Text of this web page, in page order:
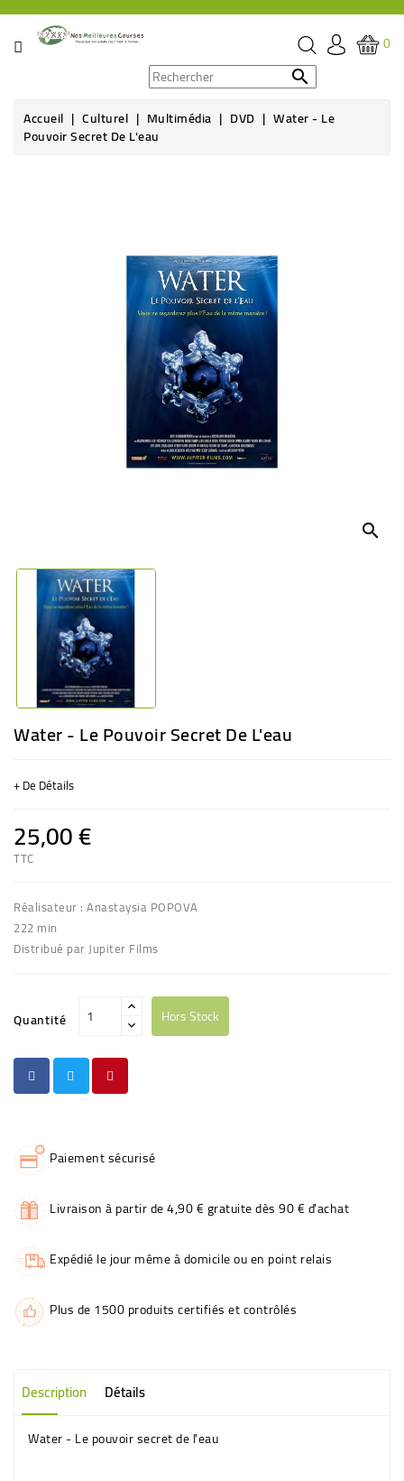
CATÉGORIE
ÉPICERIE
0

Accueil Culturel Multimédia DVD Water - Le
Pouvoir Secret De L'eau
search
Water - Le Pouvoir Secret De L'eau
+ De Détails
25,00 €
TTC
Réalisateur : Anastaysia POPOVA
222 min
Distribué par Jupiter Films
Quantité Hors Stock
Paiement sécurisé
Livraison à partir de 4,90 € gratuite dès 90 € d'achat
Expédié le jour même à domicile ou en point relais
Plus de 1500 produits certifiés et contrôlés
Description Détails
Water - Le pouvoir secret de l'eau